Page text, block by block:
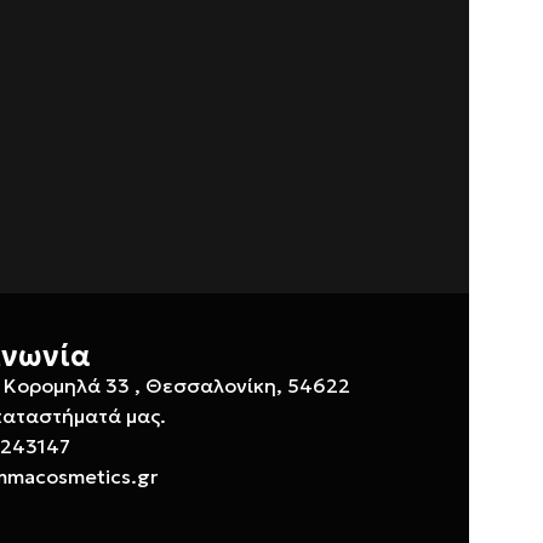
Κορομηλά 33 , Θεσσαλονίκη, 54622
μας.